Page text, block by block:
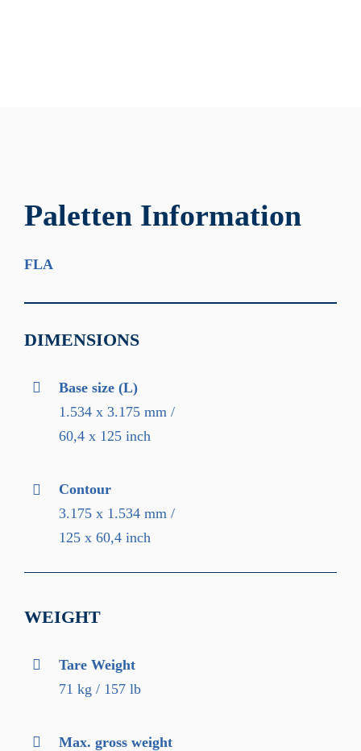
Paletten Information
FLA
DIMENSIONS
Base size (L)
1.534 x 3.175 mm /
60,4 x 125 inch
Contour
3.175 x 1.534 mm /
125 x 60,4 inch
WEIGHT
Tare Weight
71 kg / 157 lb
Max. gross weight